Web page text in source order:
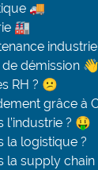
🚚
🏭
de démission 👋
RH ? 😕
grâce à
l’industrie ? 🤑
la logistique ?
la supply chain